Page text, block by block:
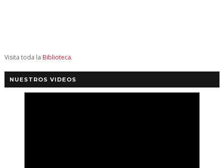
Visita toda la Biblioteca.
NUESTROS VIDEOS